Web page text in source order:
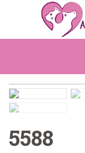
5588